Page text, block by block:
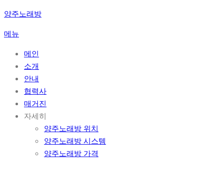
콘
츠
양주노래방
메뉴
메인
소개
안내
협력사
매거진
자세히
양주노래방 위치
양주노래방 시스템
양주노래방 가격